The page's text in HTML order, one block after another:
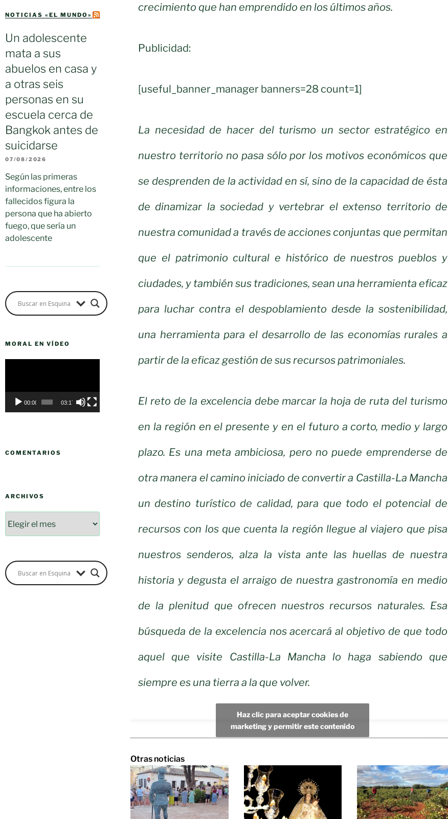
NOTICIAS «EL MUNDO»
Un adolescente
mata a sus
abuelos en casa y
a otras seis
personas en su
escuela cerca de
Bangkok antes de
suicidarse
07/08/2026
Según las primeras
informaciones, entre los
fallecidos figura la
persona que ha abierto
fuego, que sería un
adolescente
MORAL EN VÍDEO
00:00 03:17
COMENTARIOS
ARCHIVOS
crecimiento que han emprendido en los últimos años.
Publicidad:
[useful_banner_manager banners=28 count=1]
La necesidad de hacer del turismo un sector estratégico en
nuestro territorio no pasa sólo por los motivos económicos que
se desprenden de la actividad en sí, sino de la capacidad de ésta
de dinamizar la sociedad y vertebrar el extenso territorio de
nuestra comunidad a través de acciones conjuntas que permitan
que el patrimonio cultural e histórico de nuestros pueblos y
ciudades, y también sus tradiciones, sean una herramienta eficaz
para luchar contra el despoblamiento desde la sostenibilidad,
una herramienta para el desarrollo de las economías rurales a
partir de la eficaz gestión de sus recursos patrimoniales.
El reto de la excelencia debe marcar la hoja de ruta del turismo
en la región en el presente y en el futuro a corto, medio y largo
plazo. Es una meta ambiciosa, pero no puede emprenderse de
otra manera el camino iniciado de convertir a Castilla-La Mancha
un destino turístico de calidad, para que todo el potencial de
recursos con los que cuenta la región llegue al viajero que pisa
nuestros senderos, alza la vista ante las huellas de nuestra
historia y degusta el arraigo de nuestra gastronomía en medio
de la plenitud que ofrecen nuestros recursos naturales. Esa
búsqueda de la excelencia nos acercará al objetivo de que todo
aquel que visite Castilla-La Mancha lo haga sabiendo que
siempre es una tierra a la que volver.
Haz clic para aceptar cookies de
marketing y permitir este contenido
Otras noticias